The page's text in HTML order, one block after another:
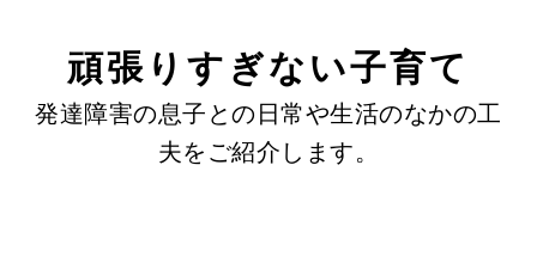
頑張りすぎない子育て
発達障害の息子との日常や生活のなかの工
夫をご紹介します。